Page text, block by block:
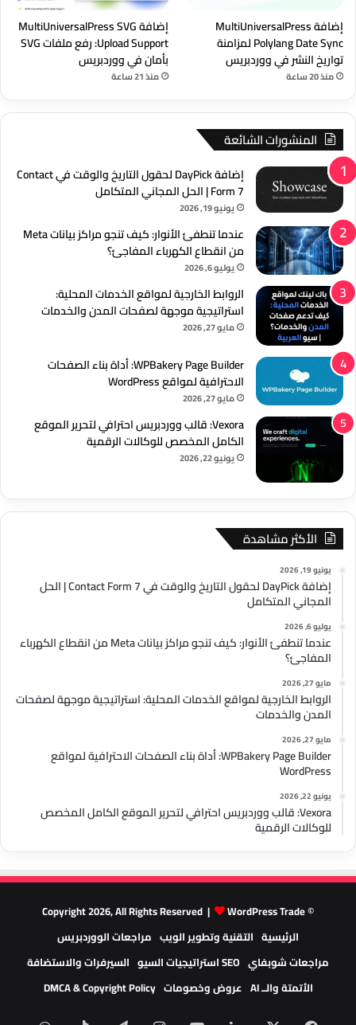
إضافة MultiUniversalPress
Polylang Date Sync لمزامنة
تواريخ النشر في ووردبريس
منذ 20 ساعة
إضافة MultiUniversalPress SVG
Upload Support: رفع ملفات SVG
بأمان في ووردبريس
منذ 21 ساعة
المنشورات الشائعة
إضافة DayPick لحقول التاريخ والوقت في Contact
Form 7 | الحل المجاني المتكامل
يونيو 19, 2026
عندما تنطفئ الأنوار: كيف تنجو مراكز بيانات Meta
من انقطاع الكهرباء المفاجئ؟
يوليو 6, 2026
الروابط الخارجية لمواقع الخدمات المحلية:
استراتيجية موجهة لصفحات المدن والخدمات
مايو 27, 2026
WPBakery Page Builder: أداة بناء الصفحات
الاحترافية لمواقع WordPress
مايو 27, 2026
Vexora: قالب ووردبريس احترافي لتحرير الموقع
الكامل المخصص للوكالات الرقمية
يونيو 22, 2026
الأكثر مشاهدة
يونيو 19, 2026
إضافة DayPick لحقول التاريخ والوقت في Contact Form 7 | الحل
المجاني المتكامل
يوليو 6, 2026
عندما تنطفئ الأنوار: كيف تنجو مراكز بيانات Meta من انقطاع الكهرباء
المفاجئ؟
مايو 27, 2026
الروابط الخارجية لمواقع الخدمات المحلية: استراتيجية موجهة لصفحات
المدن والخدمات
مايو 27, 2026
WPBakery Page Builder: أداة بناء الصفحات الاحترافية لمواقع
WordPress
يونيو 22, 2026
Vexora: قالب ووردبريس احترافي لتحرير الموقع الكامل المخصص
للوكالات الرقمية
© Copyright 2026, All Rights Reserved |
WordPress Trade
الرئيسية التقنية وتطوير الويب مراجعات الووردبريس
مراجعات شوبفاي SEO استراتيجيات السيو
السيرفرات والاستضافة
الأتمتة والــ AI
عروض وخصومات DMCA & Copyright Policy